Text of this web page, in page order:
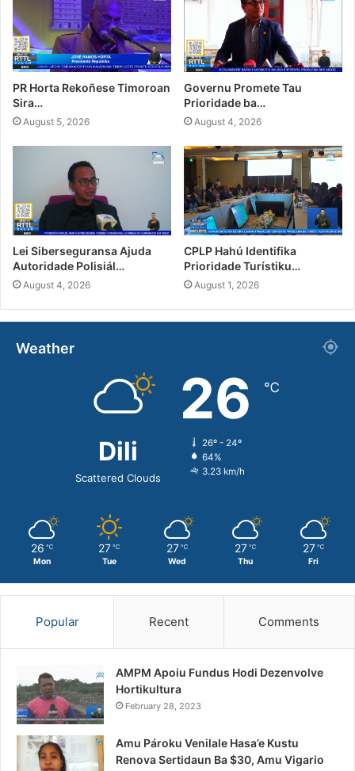
PR Horta Rekoñese Timoroan
Sira…
August 5, 2026
Governu Promete Tau
Prioridade ba…
August 4, 2026
Lei Siberseguransa Ajuda
Autoridade Polisiál…
August 4, 2026
CPLP Hahú Identifika
Prioridade Turístiku…
August 1, 2026
Weather
Dili
Scattered Clouds
26 ℃
26º - 24º
64%
3.23 km/h
26 ℃
Mon
27 ℃
Tue
27 ℃
Wed
27 ℃
Thu
27 ℃
Fri
Popular Recent Comments
AMPM Apoiu Fundus Hodi Dezenvolve
Hortikultura
February 28, 2023
Amu Pároku Venilale Hasa’e Kustu
Renova Sertidaun Ba $30, Amu Vigario